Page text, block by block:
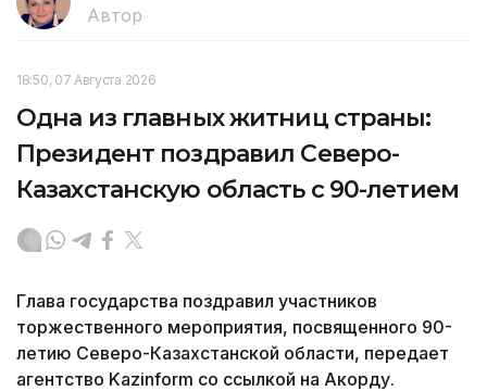
Автор
18:50, 07 Августа 2026
Одна из главных житниц страны:
Президент поздравил Северо-
Казахстанскую область с 90-летием
Глава государства поздравил участников
торжественного мероприятия, посвященного 90-
летию Северо-Казахстанской области, передает
агентство Kazinform со ссылкой на Акорду.